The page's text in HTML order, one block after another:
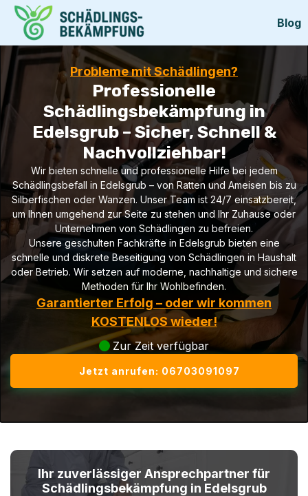
Blog
Probleme mit Schädlingen?
Professionelle
Schädlingsbekämpfung in
Edelsgrub – Sicher, Schnell &
Nachvollziehbar!
Wir bieten schnelle und professionelle Hilfe bei jedem
Schädlingsbefall in Edelsgrub – von Ratten und Ameisen bis zu
Silberfischen oder Wanzen. Unser Team ist 24/7 einsatzbereit,
um Ihnen umgehend zur Seite zu stehen und Ihr Zuhause oder
Unternehmen von Schädlingen zu befreien.
Unsere geschulten Fachkräfte in Edelsgrub bieten eine
schnelle und diskrete Beseitigung von Schädlingen in Haushalt
oder Betrieb. Wir setzen auf moderne, nachhaltige und sichere
Methoden für Ihr Wohlbefinden.
Garantierter Erfolg – oder wir kommen
KOSTENLOS wieder!
Zur Zeit verfügbar
Jetzt anrufen: 06703091097
Ihr zuverlässiger Ansprechpartner für
Schädlingsbekämpfung in Edelsgrub